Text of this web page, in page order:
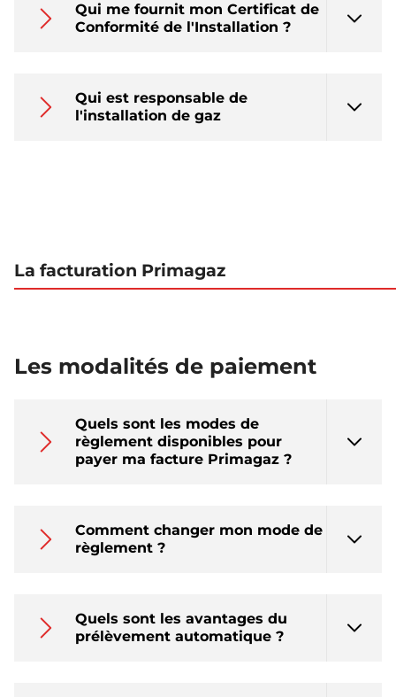
Qui me fournit mon Certificat de
Conformité de l'Installation ?
Qui est responsable de
l'installation de gaz
La facturation Primagaz
Les modalités de paiement
Quels sont les modes de
règlement disponibles pour
payer ma facture Primagaz ?
Comment changer mon mode de
règlement ?
Quels sont les avantages du
prélèvement automatique ?